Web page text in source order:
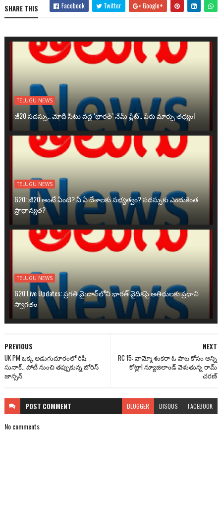
SHARE THIS Facebook Twitter Google+
TELUGU NEWS
జీ20 సదస్సు.. మోదీ సీటు వద్ద ‘భారత్’ నేమ్ ప్లేట్‌.. పేరు మార్పు తథ్యం!
TELUGU NEWS
G20: జీ20 అంటే ఏంటి? ఏ ఏ దేశాలకు సభ్యత్వం? సదస్సుకు ఎందుకింత
ప్రాధాన్యత?
TELUGU NEWS
G20 Live Updates: ప్రగతి మైదాన్‌లోని భారత్ వైదికపై అతిథులకు ప్రధాని
స్వాగతం
NEXT
RC 15: వామ్మో శంక‌రా ఓ పాట కోసం అన్ని
కోట్లా! న్యూజిలాండ్ వెళుతున్న రామ్
చ‌ర‌ణ్‌
PREVIOUS
UK PM ఒక్క అడుగుదూరంలో రిషి
సునాక్.. పోటీ నుంచి తప్పుకున్న బోరిస్
జాన్సన్
POST COMMENT BLOGGER DISQUS FACEBOOK
No comments